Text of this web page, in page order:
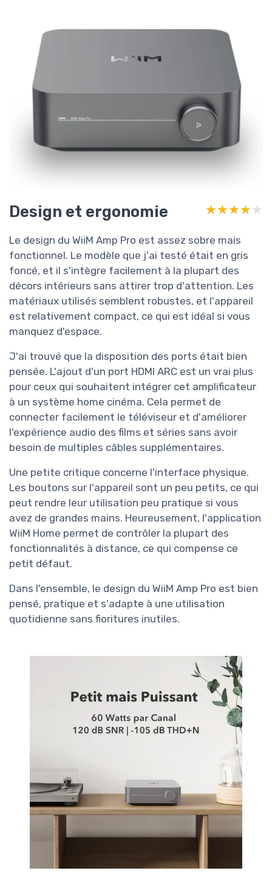
Design et ergonomie ★★★★★
★★★★★
Le design du WiiM Amp Pro est assez sobre mais
fonctionnel. Le modèle que j'ai testé était en gris
foncé, et il s'intègre facilement à la plupart des
décors intérieurs sans attirer trop d'attention. Les
matériaux utilisés semblent robustes, et l'appareil
est relativement compact, ce qui est idéal si vous
manquez d'espace.
J'ai trouvé que la disposition des ports était bien
pensée. L'ajout d'un port HDMI ARC est un vrai plus
pour ceux qui souhaitent intégrer cet amplificateur
à un système home cinéma. Cela permet de
connecter facilement le téléviseur et d'améliorer
l'expérience audio des films et séries sans avoir
besoin de multiples câbles supplémentaires.
Une petite critique concerne l'interface physique.
Les boutons sur l'appareil sont un peu petits, ce qui
peut rendre leur utilisation peu pratique si vous
avez de grandes mains. Heureusement, l'application
WiiM Home permet de contrôler la plupart des
fonctionnalités à distance, ce qui compense ce
petit défaut.
Dans l'ensemble, le design du WiiM Amp Pro est bien
pensé, pratique et s'adapte à une utilisation
quotidienne sans fioritures inutiles.